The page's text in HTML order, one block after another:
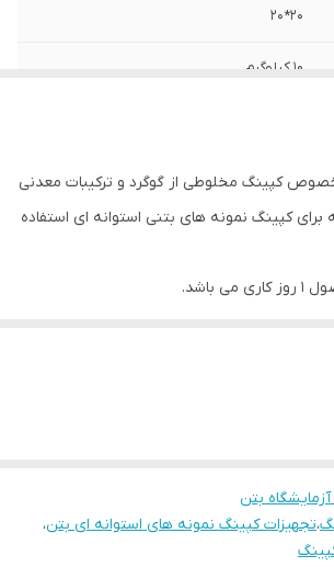
20*20
10 کیلوگرم
کپینگ مخلوطی از گوگرد و ترکیبات معدنی
کپینگ نمونه های بتنی استوانه ای استفاده
باشد.
بتن
،تجهیزات کپینگ نمونه های استوانه ای بتن،